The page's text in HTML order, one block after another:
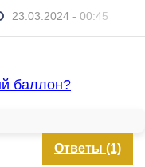
23.03.2024 - 00:45
баллон?
Ответы (1)